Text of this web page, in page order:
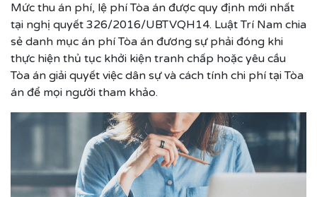
Mức thu án phí, lệ phí Tòa án được quy định mới nhất
tại nghị quyết 326/2016/UBTVQH14. Luật Trí Nam chia
sẻ danh mục án phí Tòa án đương sự phải đóng khi
thực hiện thủ tục khởi kiện tranh chấp hoặc yêu cầu
Tòa án giải quyết việc dân sự và cách tính chi phí tại Tòa
án để mọi người tham khảo.